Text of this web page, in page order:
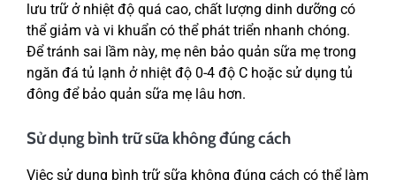
lưu trữ ở nhiệt độ quá cao, chất lượng dinh dưỡng có
thể giảm và vi khuẩn có thể phát triển nhanh chóng.
Để tránh sai lầm này, mẹ nên bảo quản sữa mẹ trong
ngăn đá tủ lạnh ở nhiệt độ 0-4 độ C hoặc sử dụng tủ
đông để bảo quản sữa mẹ lâu hơn.
Sử dụng bình trữ sữa không đúng cách
Việc sử dụng bình trữ sữa không đúng cách có thể làm